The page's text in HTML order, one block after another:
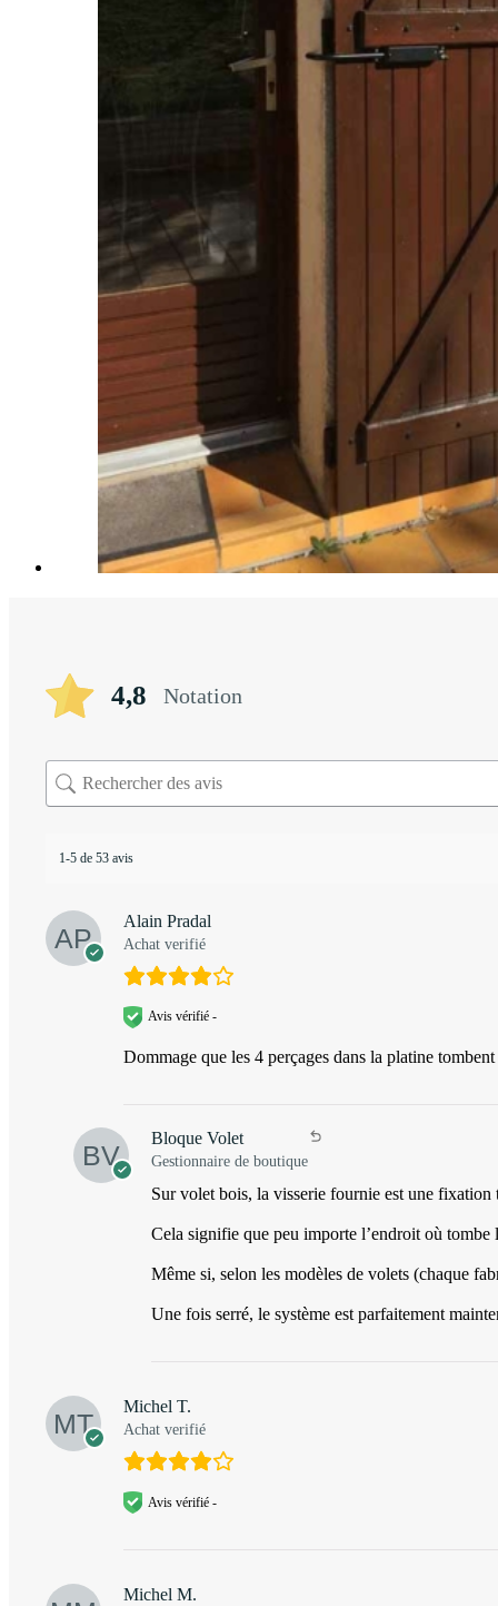
4,8 Notation
1-5 de 53 avis
Alain Pradal
Achat verifié
Avis vérifié -
Dommage que les 4 perçages dans la platine
Bloque Volet
Gestionnaire de boutique
Sur volet bois, la visserie fournie est une fixation
Cela signifie que peu importe l’endroit où
Même si, selon les modèles de volets (chaque
Une fois serré, le système est parfaitement
Michel T.
Achat verifié
Avis vérifié -
Michel M.